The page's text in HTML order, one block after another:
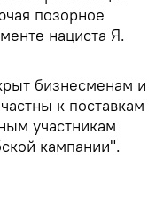
позорное
нациста Я.
бизнесменам и
к поставкам
участникам
кампании".